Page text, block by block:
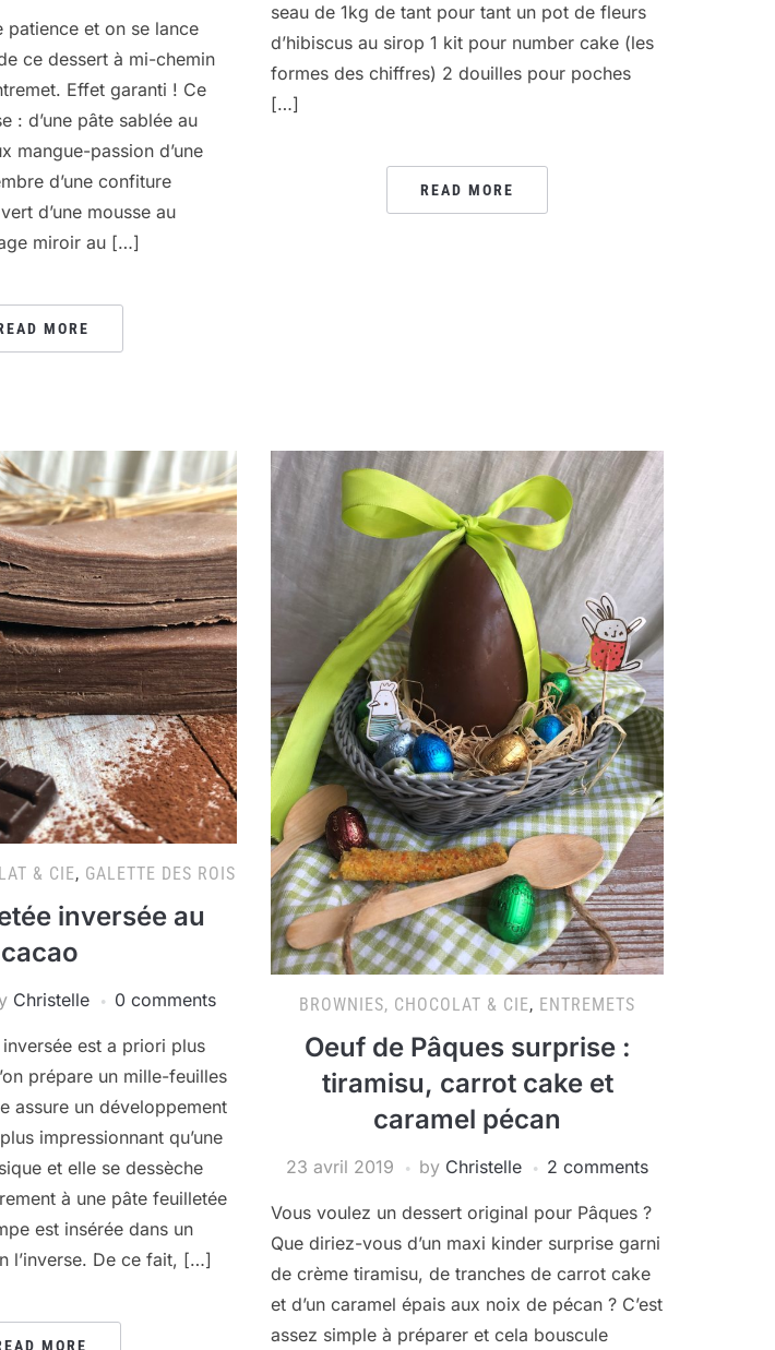
patience et on se lance
ce dessert à mi-chemin
Effet garanti ! Ce
: d’une pâte sablée au
mangue-passion d’une
d’une confiture
d’une mousse au
miroir au […]
MORE
seau de 1kg de tant pour tant un pot de fleurs
d’hibiscus au sirop 1 kit pour number cake (les
formes des chiffres) 2 douilles pour poches
[…]
READ MORE
& CIE, GALETTE DES ROIS
inversée au
cacao
Christelle 0 comments
est a priori plus
prépare un mille-feuilles
assure un développement
impressionnant qu’une
et elle se dessèche
à une pâte feuilletée
est insérée dans un
l’inverse. De ce fait, […]
MORE
BROWNIES, CHOCOLAT & CIE, ENTREMETS
Oeuf de Pâques surprise :
tiramisu, carrot cake et
caramel pécan
23 avril 2019 by Christelle 2 comments
Vous voulez un dessert original pour Pâques ?
Que diriez-vous d’un maxi kinder surprise garni
de crème tiramisu, de tranches de carrot cake
et d’un caramel épais aux noix de pécan ? C’est
assez simple à préparer et cela bouscule